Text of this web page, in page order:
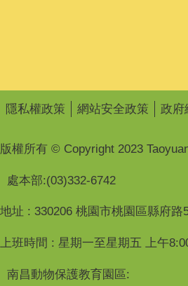
隱私權政策 網站安全政策 政府
版權所有 © Copyright 2023
處本部:(03)332-6742
地址 : 330206 桃園市桃園區縣府路
上班時間 : 星期一至星期五 上午
南昌動物保護教育園區: